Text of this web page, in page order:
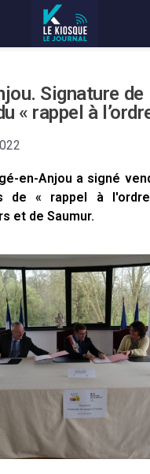
Signature de
« rappel à
en-Anjou a signé
de « rappel à
et de Saumur.